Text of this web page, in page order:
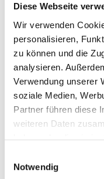
Diese Webseite
Wir verwenden
personalisieren,
zu können und die
analysieren.
Verwendung unserer
soziale Medien,
Partner führen diese
weiteren Daten
Notwendig
17.06.2026